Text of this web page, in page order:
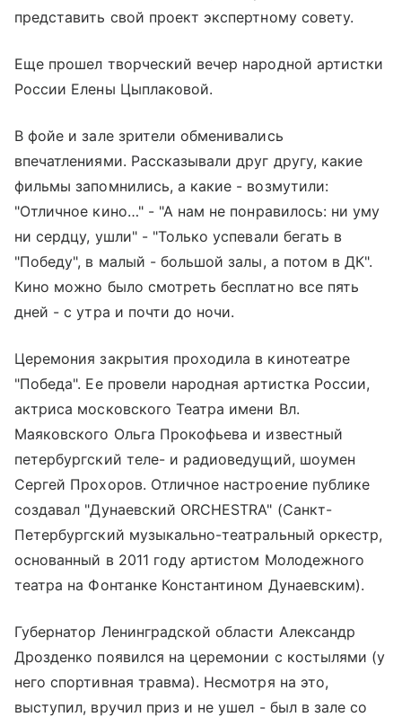
представить свой проект экспертному совету.
Еще прошел творческий вечер народной артистки
России Елены Цыплаковой.
В фойе и зале зрители обменивались
впечатлениями. Рассказывали друг другу, какие
фильмы запомнились, а какие - возмутили:
"Отличное кино…" - "А нам не понравилось: ни уму
ни сердцу, ушли" - "Только успевали бегать в
"Победу", в малый - большой залы, а потом в ДК".
Кино можно было смотреть бесплатно все пять
дней - с утра и почти до ночи.
Церемония закрытия проходила в кинотеатре
"Победа". Ее провели народная артистка России,
актриса московского Театра имени Вл.
Маяковского Ольга Прокофьева и известный
петербургский теле- и радиоведущий, шоумен
Сергей Прохоров. Отличное настроение публике
создавал "Дунаевский ORCHESTRA" (Санкт-
Петербургский музыкально-театральный оркестр,
основанный в 2011 году артистом Молодежного
театра на Фонтанке Константином Дунаевским).
Губернатор Ленинградской области Александр
Дрозденко появился на церемонии с костылями (у
него спортивная травма). Несмотря на это,
выступил, вручил приз и не ушел - был в зале со